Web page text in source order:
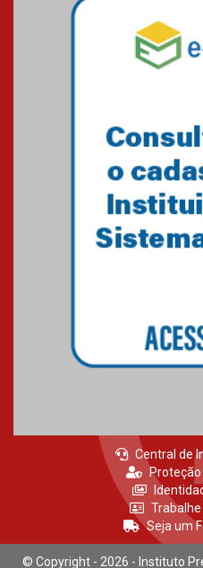
Minas
Central de
Seja um
© Copyright - 2026 - Instituto